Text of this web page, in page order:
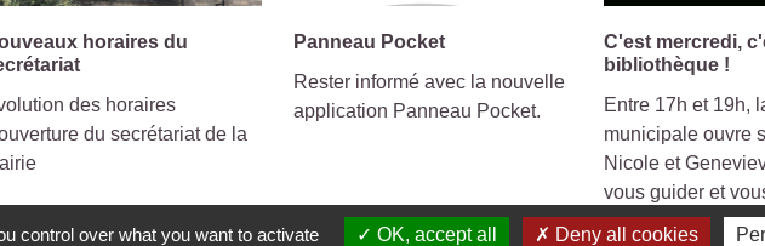
horaires du
des horaires
du secrétariat de la
Panneau Pocket
Rester informé avec la nouvelle
application Panneau Pocket.
C'est mercredi,
bibliothèque !
Entre 17h et 19h,
municipale ouvre
Nicole et
vous guider et
pour vos lectures.
control over what you want to activate OK, accept all Deny all cookies